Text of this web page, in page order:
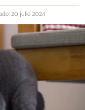
20 julio 2024